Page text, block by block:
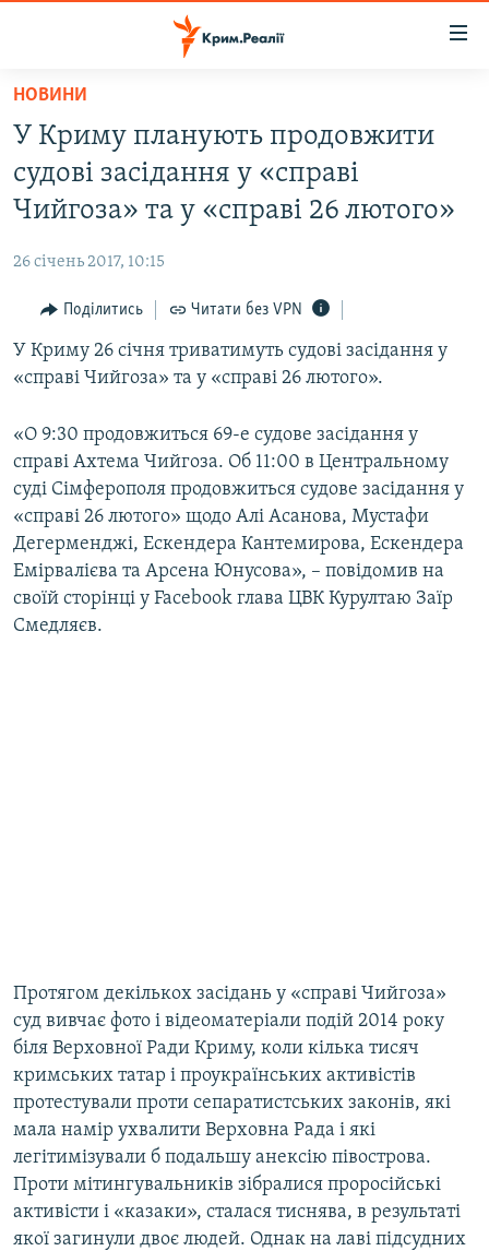
Перейти
основного
матеріалу
Перейти
основної
Перейти
пошуку
ВОДА.КРИМ
ВІДЕО ТА ФОТО
БЛОГИ
ПОГЛЯД
ІНТЕРВ'Ю
ВСЕ ЗА ДЕНЬ
СПЕЦПРОЕКТИ
ДЕПОРТАЦІЯ
ВІДЕОУРОКИ «ELIFBE»
СВІДЧЕННЯ ОКУПАЦІЇ
УКРАЇНСЬКА ПРОБЛЕМА КРИМУ
ІНФОГРАФІКА
ЯК ОБІЙТИ БЛОКУВАННЯ
Русский
Qırımtatar
ДОЛУЧАЙСЯ!
НОВИНИ
У Криму планують продовжити
судові засідання у «справі
Чийгоза» та у «справі 26 лютого»
26 січень 2017, 10:15
Поділитись Читати без VPN
У Криму 26 січня триватимуть судові засідання у
«справі Чийгоза» та у «справі 26 лютого».
«О 9:30 продовжиться 69-е судове засідання у
справі Ахтема Чийгоза. Об 11:00 в Центральному
суді Сімферополя продовжиться судове засідання у
«справі 26 лютого» щодо Алі Асанова, Мустафи
Дегерменджі, Ескендера Кантемирова, Ескендера
Емірвалієва та Арсена Юнусова», – повідомив на
своїй сторінці у Facebook глава ЦВК Курултаю Заїр
Смедляєв.
Протягом декількох засідань у «справі Чийгоза»
суд вивчає фото і відеоматеріали подій 2014 року
біля Верховної Ради Криму, коли кілька тисяч
кримських татар і проукраїнських активістів
протестували проти сепаратистських законів, які
мала намір ухвалити Верховна Рада і які
легітимізували б подальшу анексію півострова.
Проти мітингувальників зібралися проросійські
активісти і «казаки», сталася тиснява, в результаті
якої загинули двоє людей. Однак на лаві підсудних